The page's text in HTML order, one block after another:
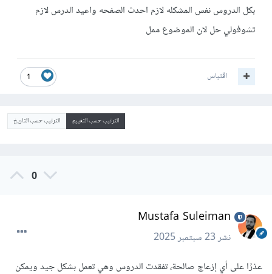
بكل الدروس نفس المشكله لازم احدث الصفحه واعيد الدرس لازم
تشوفولي حل لان الموضوع ممل
1 اقتباس
الترتيب حسب التقييم الترتيب حسب التاريخ
0
Mustafa Suleiman
نشر23 سبتمبر 2025
عذرًا على أي إزعاج صالحة، تفقدت الدروس وهي تعمل بشكل جيد ويمكن